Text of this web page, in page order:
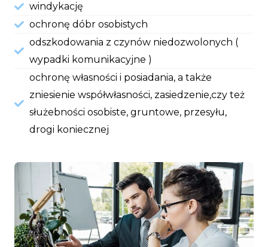
windykację
ochronę dóbr osobistych
odszkodowania z czynów niedozwolonych (
wypadki komunikacyjne )
ochronę własności i posiadania, a także
zniesienie współwłasności, zasiedzenie,czy też
służebności osobiste, gruntowe, przesyłu,
drogi koniecznej